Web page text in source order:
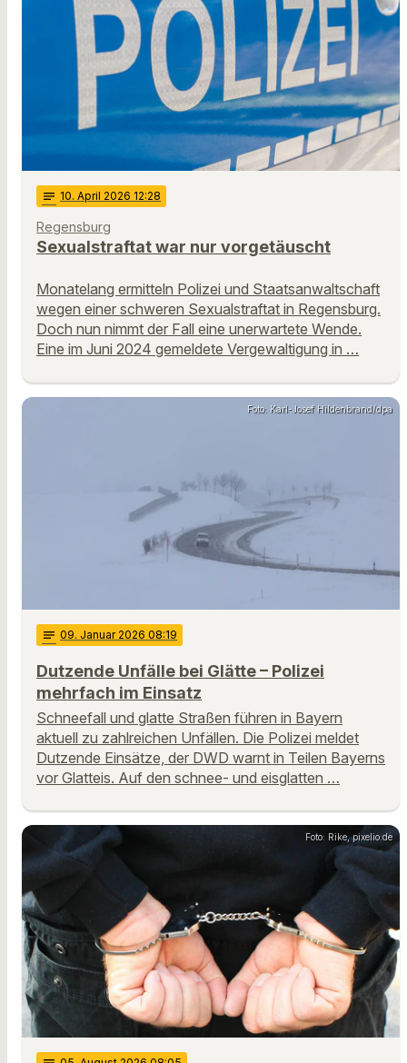
notes 10. April 2026 12:28
Regensburg
Sexualstraftat war nur vorgetäuscht
Monatelang ermitteln Polizei und Staatsanwaltschaft
wegen einer schweren Sexualstraftat in Regensburg.
Doch nun nimmt der Fall eine unerwartete Wende.
Eine im Juni 2024 gemeldete Vergewaltigung in …
Foto: Karl-Josef Hildenbrand/dpa
notes 09. Januar 2026 08:19
Dutzende Unfälle bei Glätte – Polizei
mehrfach im Einsatz
Schneefall und glatte Straßen führen in Bayern
aktuell zu zahlreichen Unfällen. Die Polizei meldet
Dutzende Einsätze, der DWD warnt in Teilen Bayerns
vor Glatteis. Auf den schnee- und eisglatten …
Foto: Rike, pixelio.de